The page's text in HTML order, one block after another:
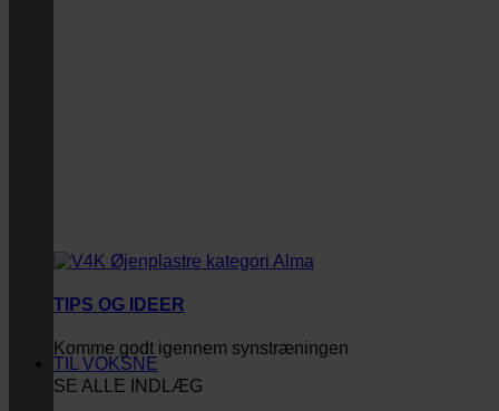
TIPS OG IDEER
Komme godt igennem synstræningen
SE ALLE INDLÆG
TIL VOKSNE